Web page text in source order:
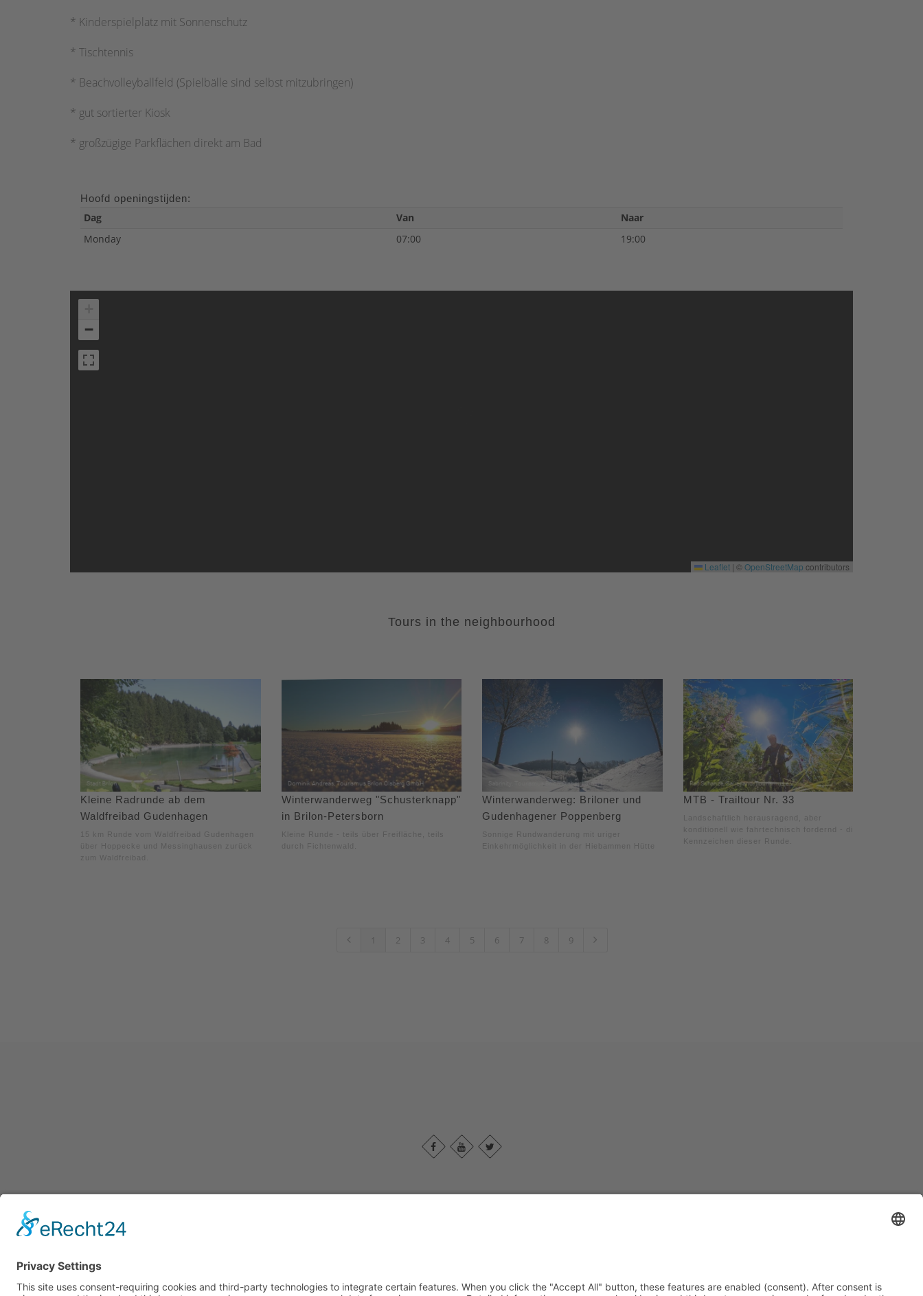
* Kinderspielplatz mit Sonnenschutz
* Tischtennis
* Beachvolleyballfeld (Spielbälle sind selbst mitzubringen)
* gut sortierter Kiosk
* großzügige Parkflächen direkt am Bad
Hoofd openingstijden:
Dag Van
Naar
Monday
07:00 19:00
−
Leaflet | ©OpenStreetMap contributors
Tours in the neighbourhood
Kleine Radrunde ab dem
Waldfreibad Gudenhagen
15 km Runde vom Waldfreibad Gudenhagen
über Hoppecke und Messinghausen zurück
zum Waldfreibad.
Winterwanderweg "Schusterknapp"
in Brilon-Petersborn
Kleine Runde - teils über Freifläche, teils
durch Fichtenwald.
Winterwanderweg: Briloner und
Gudenhagener Poppenberg
Sonnige Rundwanderung mit uriger
Einkehrmöglichkeit in der Hiebammen Hütte
MTB - Trailtour Nr. 33
Landschaftlich herausragend, aber
konditionell wie fahrtechnisch fordernd - die
Kennzeichen dieser Runde.
1 2 3 4 5 6 7 8 9
T: +49 02974-96980 E: info@sauerland.com